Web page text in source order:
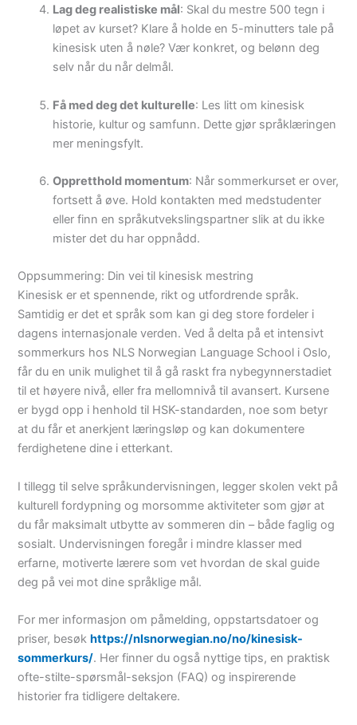
Lag deg realistiske mål: Skal du mestre 500 tegn i
løpet av kurset? Klare å holde en 5-minutters tale på
kinesisk uten å nøle? Vær konkret, og belønn deg
selv når du når delmål.
Få med deg det kulturelle: Les litt om kinesisk
historie, kultur og samfunn. Dette gjør språklæringen
mer meningsfylt.
Oppretthold momentum: Når sommerkurset er over,
fortsett å øve. Hold kontakten med medstudenter
eller finn en språkutvekslingspartner slik at du ikke
mister det du har oppnådd.
Oppsummering: Din vei til kinesisk mestring
Kinesisk er et spennende, rikt og utfordrende språk.
Samtidig er det et språk som kan gi deg store fordeler i
dagens internasjonale verden. Ved å delta på et intensivt
sommerkurs hos NLS Norwegian Language School i Oslo,
får du en unik mulighet til å gå raskt fra nybegynnerstadiet
til et høyere nivå, eller fra mellomnivå til avansert. Kursene
er bygd opp i henhold til HSK-standarden, noe som betyr
at du får et anerkjent læringsløp og kan dokumentere
ferdighetene dine i etterkant.
I tillegg til selve språkundervisningen, legger skolen vekt på
kulturell fordypning og morsomme aktiviteter som gjør at
du får maksimalt utbytte av sommeren din – både faglig og
sosialt. Undervisningen foregår i mindre klasser med
erfarne, motiverte lærere som vet hvordan de skal guide
deg på vei mot dine språklige mål.
For mer informasjon om påmelding, oppstartsdatoer og
priser, besøkhttps://nlsnorwegian.no/no/kinesisk-
sommerkurs/. Her finner du også nyttige tips, en praktisk
ofte-stilte-spørsmål-seksjon (FAQ) og inspirerende
historier fra tidligere deltakere.